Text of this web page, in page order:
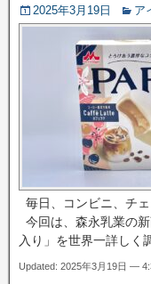
2025年3月19日 ア
毎日、コンビニ、チ
今回は、森永乳業の
入り」を世界一詳し
Updated: 2025年3月19日 —